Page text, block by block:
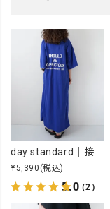
¥5,390 (税込)
5.0（2）